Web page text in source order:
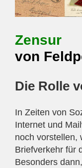
Zensur
von
Die Rolle
In Zeiten von
Internet und
noch vorstellen,
Briefverkehr für
Besonders